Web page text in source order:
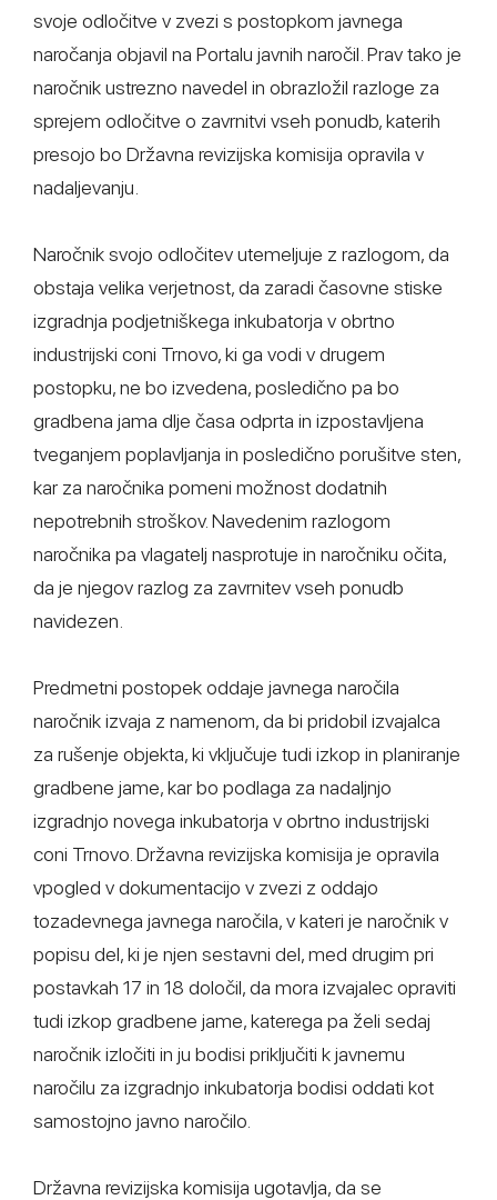
svoje odločitve v zvezi s postopkom javnega
naročanja objavil na Portalu javnih naročil. Prav tako je
naročnik ustrezno navedel in obrazložil razloge za
sprejem odločitve o zavrnitvi vseh ponudb, katerih
presojo bo Državna revizijska komisija opravila v
nadaljevanju.
Naročnik svojo odločitev utemeljuje z razlogom, da
obstaja velika verjetnost, da zaradi časovne stiske
izgradnja podjetniškega inkubatorja v obrtno
industrijski coni Trnovo, ki ga vodi v drugem
postopku, ne bo izvedena, posledično pa bo
gradbena jama dlje časa odprta in izpostavljena
tveganjem poplavljanja in posledično porušitve sten,
kar za naročnika pomeni možnost dodatnih
nepotrebnih stroškov. Navedenim razlogom
naročnika pa vlagatelj nasprotuje in naročniku očita,
da je njegov razlog za zavrnitev vseh ponudb
navidezen.
Predmetni postopek oddaje javnega naročila
naročnik izvaja z namenom, da bi pridobil izvajalca
za rušenje objekta, ki vključuje tudi izkop in planiranje
gradbene jame, kar bo podlaga za nadaljnjo
izgradnjo novega inkubatorja v obrtno industrijski
coni Trnovo. Državna revizijska komisija je opravila
vpogled v dokumentacijo v zvezi z oddajo
tozadevnega javnega naročila, v kateri je naročnik v
popisu del, ki je njen sestavni del, med drugim pri
postavkah 17 in 18 določil, da mora izvajalec opraviti
tudi izkop gradbene jame, katerega pa želi sedaj
naročnik izločiti in ju bodisi priključiti k javnemu
naročilu za izgradnjo inkubatorja bodisi oddati kot
samostojno javno naročilo.
Državna revizijska komisija ugotavlja, da se